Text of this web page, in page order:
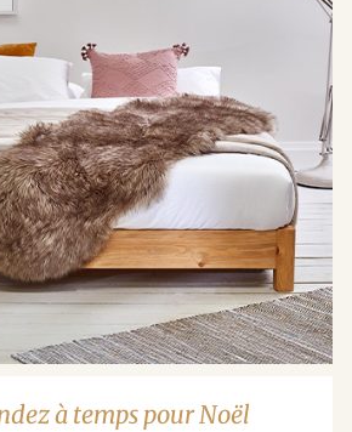
à temps pour Noël